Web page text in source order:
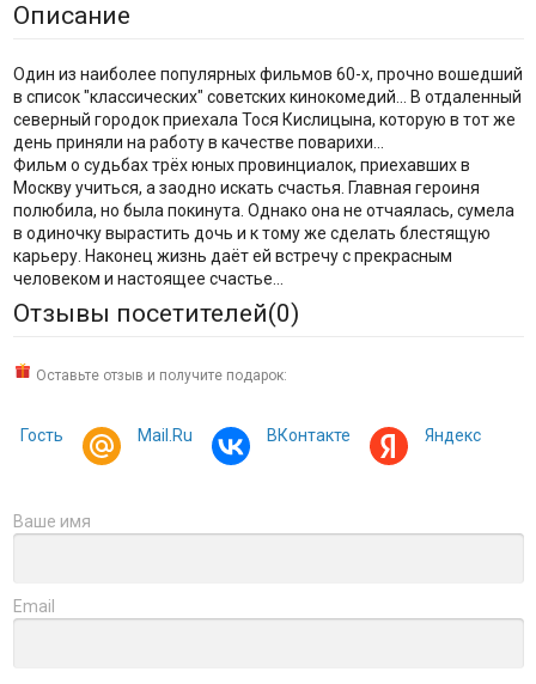
Описание
Один из наиболее популярных фильмов 60-х, прочно вошедший
в список "классических" советских кинокомедий... В отдаленный
северный городок приехала Тося Кислицына, которую в тот же
день приняли на работу в качестве поварихи...
Фильм о судьбах трёх юных провинциалок, приехавших в
Москву учиться, а заодно искать счастья. Главная героиня
полюбила, но была покинута. Однако она не отчаялась, сумела
в одиночку вырастить дочь и к тому же сделать блестящую
карьеру. Наконец жизнь даёт ей встречу с прекрасным
человеком и настоящее счастье...
Отзывы посетителей(0)
Оставьте отзыв и получите подарок:
Гость Mail.Ru ВКонтакте Яндекс
Ваше имя
Email